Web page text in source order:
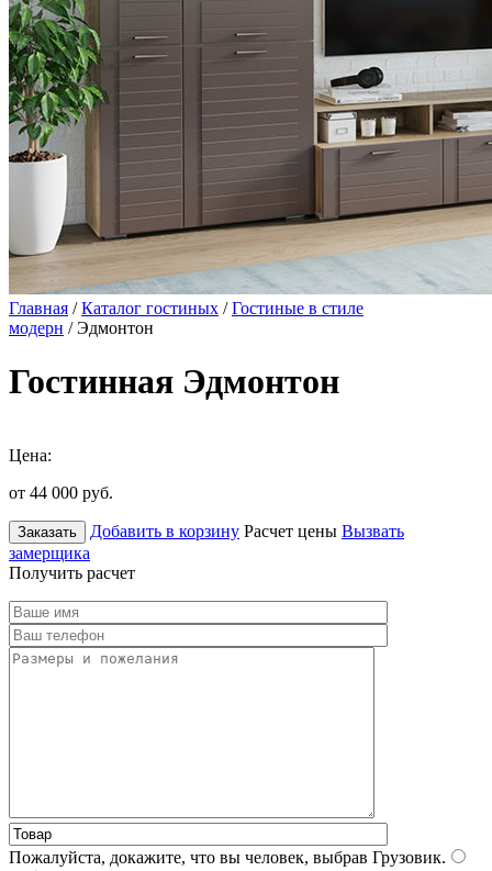
Главная /Каталог гостиных /Гостиные в стиле
модерн / Эдмонтон
Гостинная Эдмонтон
Цена:
от 44 000 руб.
Заказать Добавить в корзину Расчет цены Вызвать
замерщика
Получить расчет
Пожалуйста, докажите, что вы человек, выбрав Грузовик.